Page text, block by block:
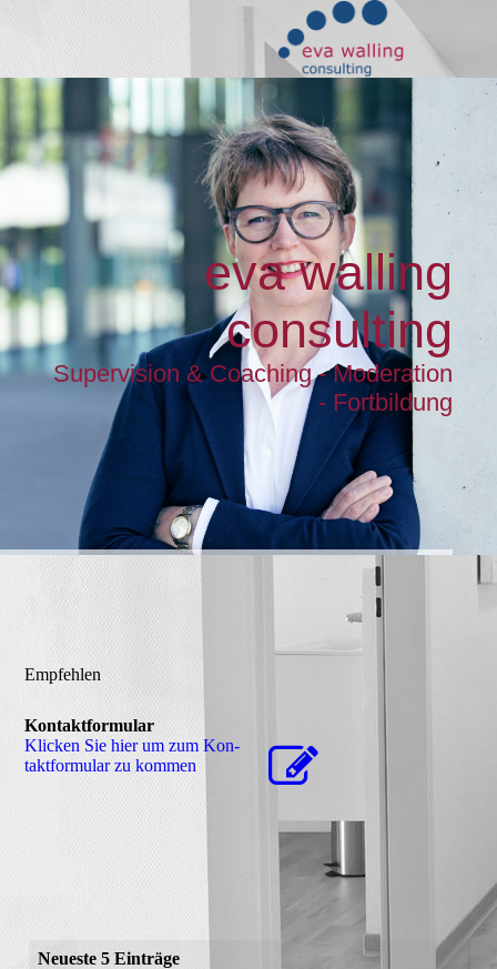
eva walling
consulting
Supervision & Coaching - Moderation
- Fortbildung
Empfehlen
Kontaktformular
Klicken Sie hier um zum Kon­
takt­for­mu­lar zu kommen
Neueste 5 Einträge